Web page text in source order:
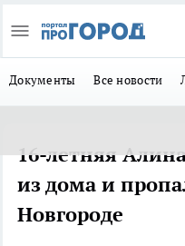
Документы Все новости
16-летняя
из дома и
Новгороде